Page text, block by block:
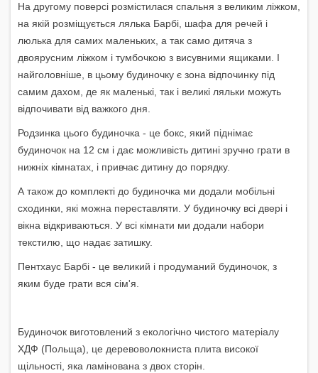
На другому поверсі розмістилася спальня з великим ліжком,
на якій розміщується лялька Барбі, шафа для речей і
люлька для самих маленьких, а так само дитяча з
двоярусним ліжком і тумбочкою з висувними ящиками. І
найголовніше, в цьому будиночку є зона відпочинку під
самим дахом, де як маленькі, так і великі ляльки можуть
відпочивати від важкого дня.
Родзинка цього будиночка - це бокс, який піднімає
будиночок на 12 см і дає можливість дитині зручно грати в
нижніх кімнатах, і привчає дитину до порядку.
А також до комплекті до будиночка ми додали мобільні
сходинки, які можна переставляти. У будиночку всі двері і
вікна відкриваються. У всі кімнати ми додали набори
текстилю, що надає затишку.
Пентхаус Барбі - це великий і продуманий будиночок, з
яким буде грати вся сім'я.
Будиночок виготовлений з екологічно чистого матеріалу
ХДФ (Польща), це деревоволокниста плита високої
щільності, яка ламінована з двох сторін.